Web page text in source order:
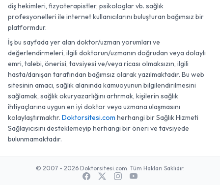
diş hekimleri, fizyoterapistler, psikologlar vb. sağlık
profesyonelleri ile internet kullanıcılarını buluşturan bağımsız bir
platformdur.
İş bu sayfada yer alan doktor/uzman yorumları ve
değerlendirmeleri, ilgili doktorun/uzmanın doğrudan veya dolaylı
emri, talebi, önerisi, tavsiyesi ve/veya ricası olmaksızın, ilgili
hasta/danışan tarafından bağımsız olarak yazılmaktadır. Bu web
sitesinin amacı, sağlık alanında kamuoyunun bilgilendirilmesini
sağlamak, sağlık okuryazarlığını artırmak, kişilerin sağlık
ihtiyaçlarına uygun en iyi doktor veya uzmana ulaşmasını
kolaylaştırmaktır. Doktorsitesi.com herhangi bir Sağlık Hizmeti
Sağlayıcısını desteklemeyip herhangi bir öneri ve tavsiyede
bulunmamaktadır.
© 2007 - 2026 Doktorsitesi.com. Tüm Hakları Saklıdır.